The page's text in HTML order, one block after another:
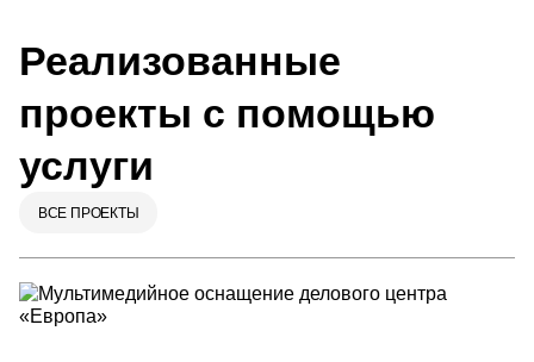
Реализованные
проекты с помощью
услуги
ВСЕ ПРОЕКТЫ